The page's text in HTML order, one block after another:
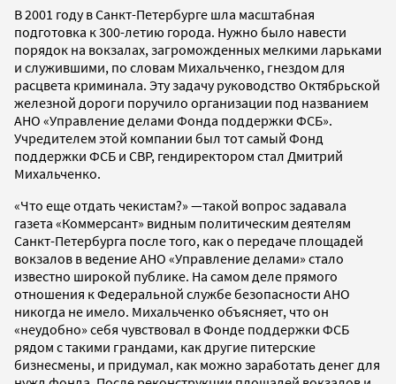
В 2001 году в Санкт-Петербурге шла масштабная
подготовка к 300-летию города. Нужно было навести
порядок на вокзалах, загроможденных мелкими ларьками
и служившими, по словам Михальченко, гнездом для
расцвета криминала. Эту задачу руководство Октябрьской
железной дороги поручило организации под названием
АНО «Управление делами Фонда поддержки ФСБ».
Учредителем этой компании был тот самый Фонд
поддержки ФСБ и СВР, гендиректором стал Дмитрий
Михальченко.
«Что еще отдать чекистам?» —такой вопрос задавала
газета «Коммерсант» видным политическим деятелям
Санкт-Петербурга после того, как о передаче площадей
вокзалов в ведение АНО «Управление делами» стало
известно широкой публике. На самом деле прямого
отношения к Федеральной службе безопасности АНО
никогда не имело. Михальченко объясняет, что он
«неудобно» себя чувствовал в Фонде поддержки ФСБ
рядом с такими грандами, как другие питерские
бизнесмены, и придумал, как можно заработать денег для